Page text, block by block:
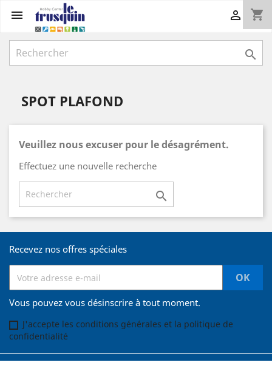
 shopping_cart


SPOT PLAFOND
Veuillez nous excuser pour le désagrément.
Effectuez une nouvelle recherche

Recevez nos offres spéciales
Vous pouvez vous désinscrire à tout moment.
J'accepte les conditions générales et la politique de
confidentialité